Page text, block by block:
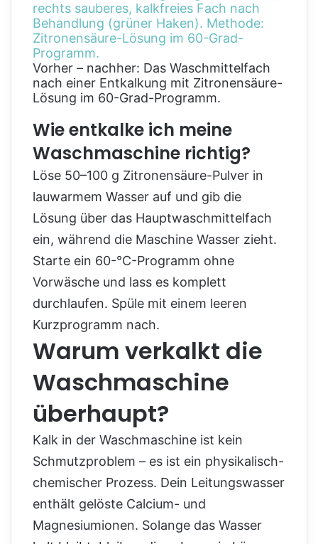
Vorher – nachher: Das Waschmittelfach
nach einer Entkalkung mit Zitronensäure-
Lösung im 60-Grad-Programm.
Wie entkalke ich meine
Waschmaschine richtig?
Löse 50–100 g Zitronensäure-Pulver in
lauwarmem Wasser auf und gib die
Lösung über das Hauptwaschmittelfach
ein, während die Maschine Wasser zieht.
Starte ein 60-°C-Programm ohne
Vorwäsche und lass es komplett
durchlaufen. Spüle mit einem leeren
Kurzprogramm nach.
Warum verkalkt die
Waschmaschine
überhaupt?
Kalk in der Waschmaschine ist kein
Schmutzproblem – es ist ein physikalisch-
chemischer Prozess. Dein Leitungswasser
enthält gelöste Calcium- und
Magnesiumionen. Solange das Wasser